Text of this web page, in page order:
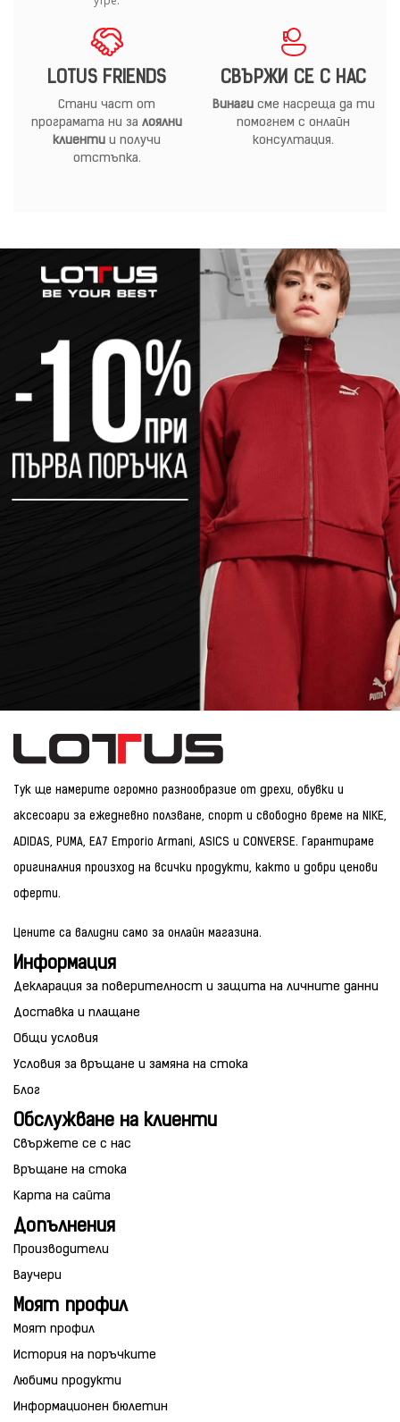
LOTUS FRIENDS
Стани част от
програмата ни за лоялни
клиенти и получи
отстъпка.
СВЪРЖИ СЕ С НАС
Винагисме насреща да ти
помогнем с онлайн
консултация.
Тук ще намерите огромно разнообразие от дрехи, обувки и
аксесоари за ежедневно ползване, спорт и свободно време на NIKE,
ADIDAS, PUMA, EA7 Emporio Armani, ASICS и CONVERSE. Гарантираме
оригиналния произход на всички продукти, както и добри ценови
оферти.
Цените са валидни само за онлайн магазина.
Информация
Декларация за поверителност и защита на личните данни
Доставка и плащане
Общи условия
Условия за връщане и замяна на стока
Блог
Обслужване на клиенти
Свържете се с нас
Връщане на стока
Карта на сайта
Допълнения
Производители
Ваучери
Моят профил
Моят профил
История на поръчките
Любими продукти
Информационен бюлетин